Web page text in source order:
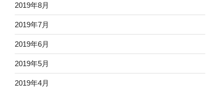
2019年8月
2019年7月
2019年6月
2019年5月
2019年4月